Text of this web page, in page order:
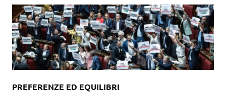
PREFERENZE ED EQUILIBRI